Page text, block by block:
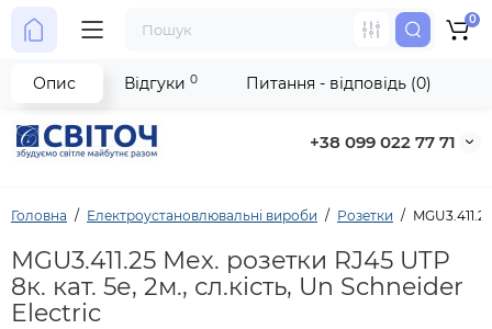
+38 099 022 77 71
0
Головна Електроустановлювальні вироби Розетки
MGU3.411.25 Мех. розетки RJ45 UTP
8к. кат. 5е, 2м., сл.кість, Un Schneider
Electric
Опис Відгуки 0 Питання - відповідь (0)